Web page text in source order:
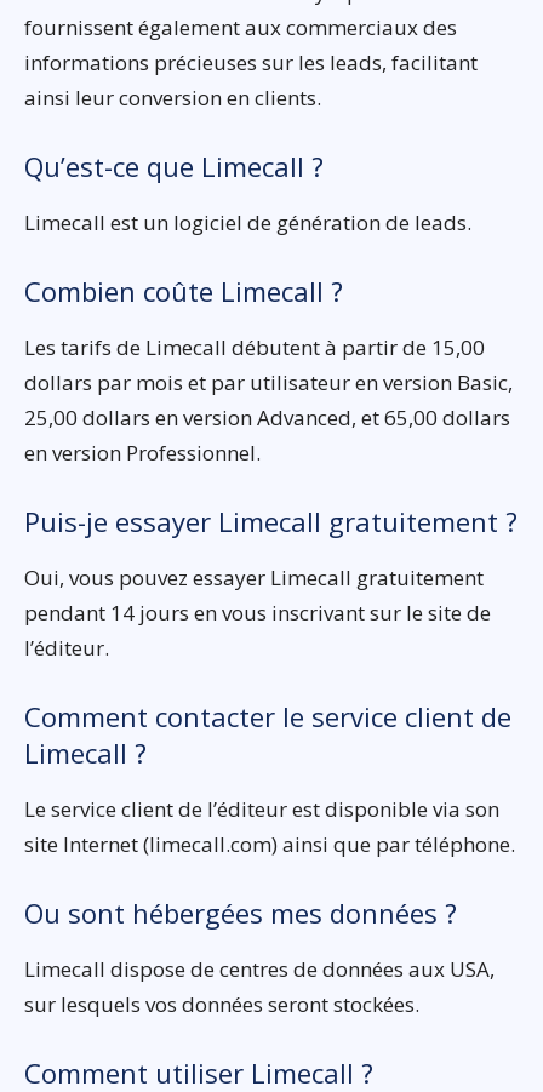
fournissent également aux commerciaux des
informations précieuses sur les leads, facilitant
ainsi leur conversion en clients.
Qu’est-ce que Limecall ?
Limecall est un logiciel de génération de leads.
Combien coûte Limecall ?
Les tarifs de Limecall débutent à partir de 15,00
dollars par mois et par utilisateur en version Basic,
25,00 dollars en version Advanced, et 65,00 dollars
en version Professionnel.
Puis-je essayer Limecall gratuitement ?
Oui, vous pouvez essayer Limecall gratuitement
pendant 14 jours en vous inscrivant sur le site de
l’éditeur.
Comment contacter le service client de
Limecall ?
Le service client de l’éditeur est disponible via son
site Internet (limecall.com) ainsi que par téléphone.
Ou sont hébergées mes données ?
Limecall dispose de centres de données aux USA,
sur lesquels vos données seront stockées.
Comment utiliser Limecall ?